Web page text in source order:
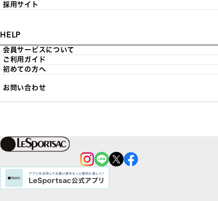
採用サイト
HELP
会員サービスについて
ご利用ガイド
初めての方へ
お問い合わせ